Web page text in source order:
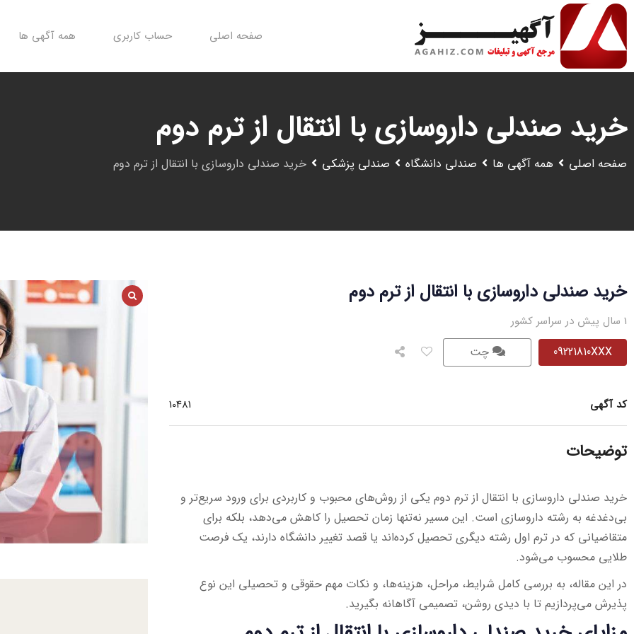
پرش
محتوا
صفحه اصلی حساب کاربری همه آگهی ها
خرید صندلی داروسازی با انتقال از ترم دوم
صفحه اصلی همه آگهی ها صندلی دانشگاه صندلی پزشکی خرید صندلی داروسازی با انتقال از ترم دوم
خرید صندلی داروسازی با انتقال از ترم دوم
1 سال پیش در سراسر کشور
09221810XXX چت
کد آگهی 10481
توضیحات
خرید صندلی داروسازی با انتقال از ترم دوم یکی از روش‌های محبوب و کاربردی برای ورود سریع‌تر و
بی‌دغدغه به رشته داروسازی است. این مسیر نه‌تنها زمان تحصیل را کاهش می‌دهد، بلکه برای
متقاضیانی که در ترم اول رشته دیگری تحصیل کرده‌اند یا قصد تغییر دانشگاه دارند، یک فرصت
طلایی محسوب می‌شود.
در این مقاله، به بررسی کامل شرایط، مراحل، هزینه‌ها، و نکات مهم حقوقی و تحصیلی این نوع
پذیرش می‌پردازیم تا با دیدی روشن، تصمیمی آگاهانه بگیرید.